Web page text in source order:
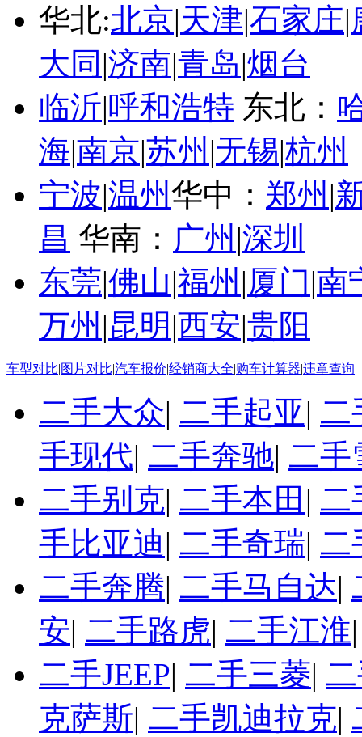
华北:北京|天津|石家庄|
大同 |济南|青岛|烟台
临沂|呼和浩特 东北：
海|南京|苏州 |无锡|杭州
宁波|温州华中： 郑州 |
昌 华南： 广州 |深圳
东莞|佛山|福州 |厦门|南
万州 |昆明 |西安|贵阳
车型对比|图片对比|汽车报价|经销商大全|购车计算器|违章查询
二手大众| 二手起亚| 二
手现代| 二手奔驰| 二手
二手别克| 二手本田 | 二
手比亚迪| 二手奇瑞| 二
二手奔腾| 二手马自达|
安| 二手路虎| 二手江淮
二手JEEP| 二手三菱|
克萨斯| 二手凯迪拉克|